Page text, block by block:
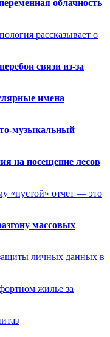
облачность
рассказывает о
связи из-за
имена
музыкальный
на посещение лесов
«пустой» отчет — это
массовых
личных данных в
жилье за